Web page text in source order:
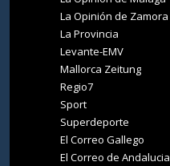
La Opinión de Zamora
La Provincia
Levante-EMV
Mallorca Zeitung
Regio7
Sport
Superdeporte
El Correo Gallego
El Correo de Andalucia